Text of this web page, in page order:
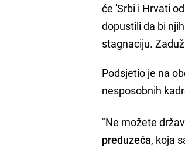
će 'Srbi i Hrvati
dopustili da bi
stagnaciju.
Podsjetio je na
nesposobnih
"Ne možete
preduzeća, koja